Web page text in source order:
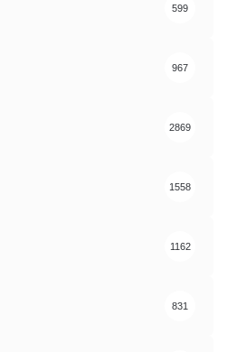
599
967
2869
1558
1162
831